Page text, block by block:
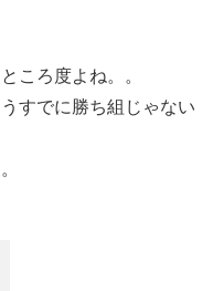
ころ度よね。。
すでに勝ち組じゃない